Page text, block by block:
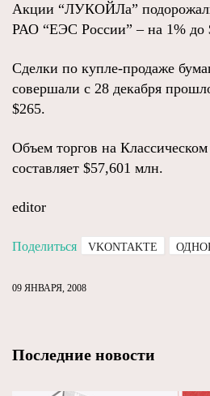
Акции “ЛУКОЙЛа”
РАО “ЕЭС России” – на 1% до
Сделки по купле-продаже
совершали с 28 декабря
$265.
Объем торгов на
составляет $57,601 млн.
editor
Поделиться VKONTAKTE
09 ЯНВАРЯ, 2008
Последние новости